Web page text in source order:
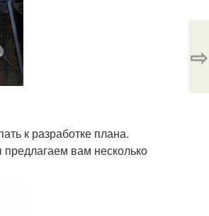
к разработке плана.
вам несколько
⇨